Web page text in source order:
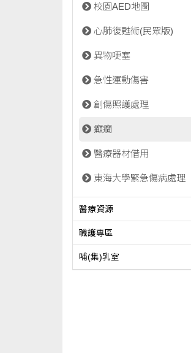
校園AED地圖
心肺復甦術(民眾版)
異物哽塞
急性運動傷害
創傷照護處理
癲癇
醫療器材借用
東海大學緊急傷病處理
醫療資源
職護專區
哺(集)乳室